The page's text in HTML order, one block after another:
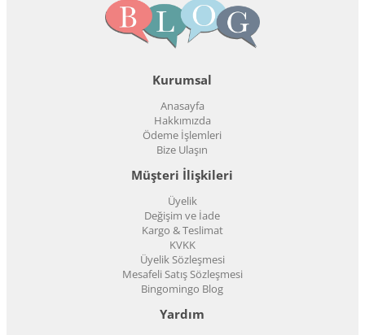
Kurumsal
Anasayfa
Hakkımızda
Ödeme İşlemleri
Bize Ulaşın
Müşteri İlişkileri
Üyelik
Değişim ve İade
Kargo & Teslimat
KVKK
Üyelik Sözleşmesi
Mesafeli Satış Sözleşmesi
Bingomingo Blog
Yardım